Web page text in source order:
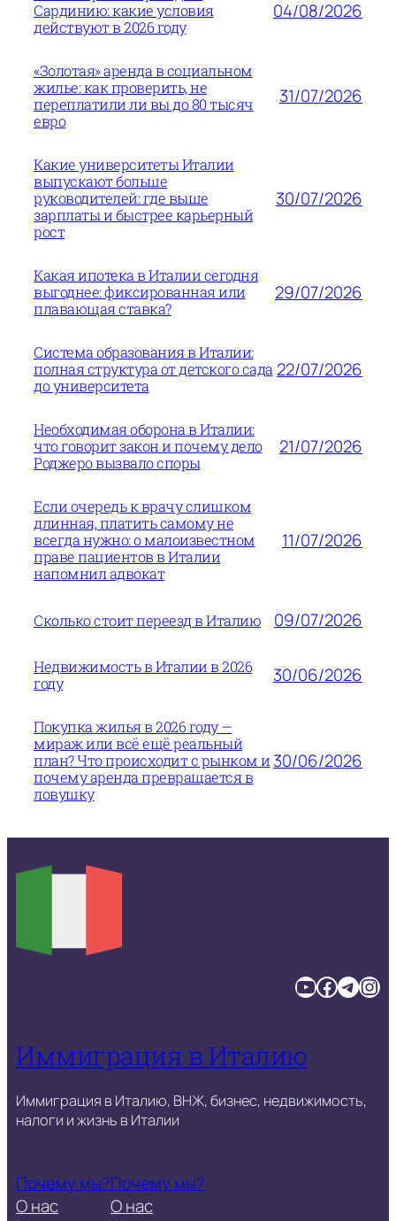
Сардинию: какие условия
действуют в 2026 году
04/08/2026
«Золотая» аренда в социальном
жилье: как проверить, не
переплатили ли вы до 80 тысяч
евро
31/07/2026
Какие университеты Италии
выпускают больше
руководителей: где выше
зарплаты и быстрее карьерный
рост
30/07/2026
Какая ипотека в Италии сегодня
выгоднее: фиксированная или
плавающая ставка?
29/07/2026
Система образования в Италии:
полная структура от детского сада
до университета
22/07/2026
Необходимая оборона в Италии:
что говорит закон и почему дело
Роджеро вызвало споры
21/07/2026
Если очередь к врачу слишком
длинная, платить самому не
всегда нужно: о малоизвестном
праве пациентов в Италии
напомнил адвокат
11/07/2026
Сколько стоит переезд в Италию 09/07/2026
Недвижимость в Италии в 2026
году
30/06/2026
Покупка жилья в 2026 году —
мираж или всё ещё реальный
план? Что происходит с рынком и
почему аренда превращается в
ловушку
30/06/2026
YouTube Facebook TelegramInstagram
Иммиграция в Италию
Иммиграция в Италию, ВНЖ, бизнес, недвижимость,
налоги и жизнь в Италии
Почему мы?
О нас
Почему мы?
О нас